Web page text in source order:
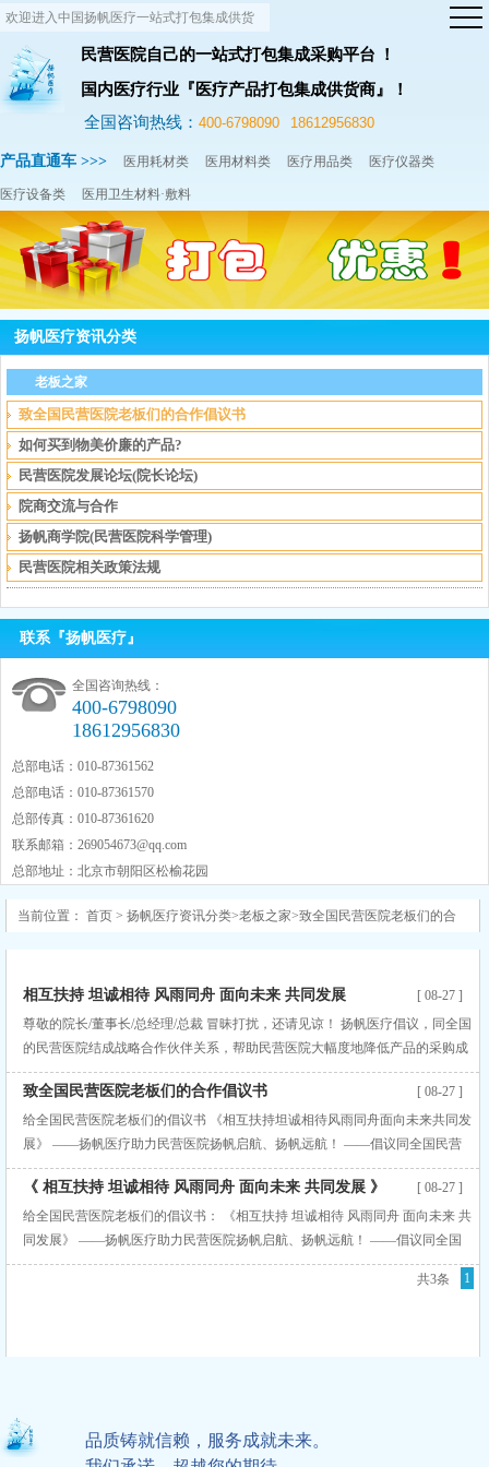
欢迎进入中国扬帆医疗一站式打包集成供货
网站！
全国咨询热线： 400-6798090 18612956830
民营医院自己的一站式打包集成采购平台 ！
国内医疗行业『医疗产品打包集成供货商』！
产品直通车 >>> 医用耗材类 医用材料类 医疗用品类 医疗仪器类
医疗设备类 医用卫生材料·敷料
扬帆医疗资讯分类
老板之家
致全国民营医院老板们的合作倡议书
如何买到物美价廉的产品?
民营医院发展论坛(院长论坛)
院商交流与合作
扬帆商学院(民营医院科学管理)
民营医院相关政策法规
联系『扬帆医疗』
全国咨询热线：
400-6798090
18612956830
总部电话：010-87361562
总部电话：010-87361570
总部传真：010-87361620
联系邮箱： 269054673@qq.com
总部地址：北京市朝阳区松榆花园
当前位置： 首页 > 扬帆医疗资讯分类>老板之家>致全国民营医院老板们的合
相互扶持 坦诚相待 风雨同舟 面向未来 共同发展
[ 08-27 ]
尊敬的院长/董事长/总经理/总裁 冒昧打扰，还请见谅！ 扬帆医疗倡议，同全国
的民营医院结成战略合作伙伴关系，帮助民营医院大幅度地降低产品的采购成
本，提高医院的利润，…… 《相互扶持 坦诚相待 风雨同舟 面向未来 共同发
展》 ——扬帆医疗助力民营医院扬帆启航、扬帆远航！ ——倡议同全国民营
医院的老板们携手，开展战略合作，建立合作 共赢、长期稳定、面
致全国民营医院老板们的合作倡议书
[ 08-27 ]
给全国民营医院老板们的倡议书 《相互扶持坦诚相待风雨同舟面向未来共同发
展》 ——扬帆医疗助力民营医院扬帆启航、扬帆远航！ ——倡议同全国民营
医院的老板们携手，开展战略合作，建立合作共赢、长期稳定、面向未来的战
略伙伴关系！ 2015年1月26日 尊敬的院长/法人代表/董事长/总经
《 相互扶持 坦诚相待 风雨同舟 面向未来 共同发展 》
[ 08-27 ]
给全国民营医院老板们的倡议书： 《相互扶持 坦诚相待 风雨同舟 面向未来 共
同发展》 ——扬帆医疗助力民营医院扬帆启航、扬帆远航！ ——倡议同全国
民营医院的老板们携手，开展战略合作，建立合作共赢、长期稳定、面向未来
的战略伙伴关系！ 2011年04月18日 尊敬的院长/法人代表/董事长/总经理/总裁
共3条 1
品质铸就信赖，服务成就未来。